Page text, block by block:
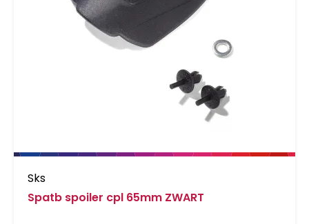
Sks
Spatb spoiler cpl 65mm ZWART